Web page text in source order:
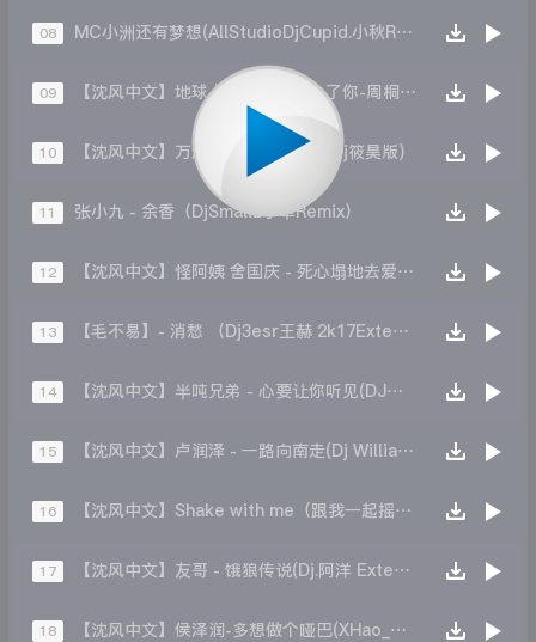
08 MC小洲还有梦想(AllStudioDjCupid.小秋ReMix)
09 【沈风中文】地球人都知道我爱上了你-周桐同(DJ辰辰Mix)
10 【沈风中文】万海东 - 有风的日落(Dj筱昊版)
11 张小九 - 余香（DjSmallz小卓Remix）
12 【沈风中文】怪阿姨 舍国庆 - 死心塌地去爱你(Dj.阿洋 Extended Mix)
13 【毛不易】- 消愁 （Dj3esr王赫 2k17Extended Mix）
14 【沈风中文】半吨兄弟 - 心要让你听见(DJ赵铁柱 Extended Mix)
15 【沈风中文】卢润泽 - 一路向南走(Dj William威廉 ReMix)
16 【沈风中文】Shake with me（跟我一起摇）dj小贤
17 【沈风中文】友哥 - 饿狼传说(Dj.阿洋 Extended Mix)
18 【沈风中文】侯泽润-多想做个哑巴(XHao_Dj筱昊 Original Mix)